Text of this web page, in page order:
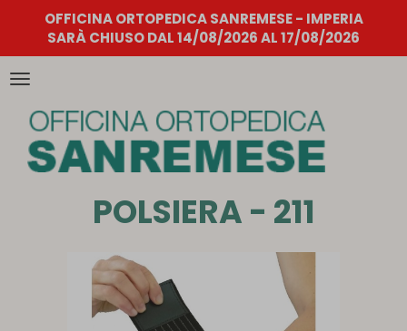
OFFICINA ORTOPEDICA SANREMESE - IMPERIA
SARÀ CHIUSO DAL 14/08/2026 AL 17/08/2026
Attiva/disattiva
navigazione
POLSIERA - 211